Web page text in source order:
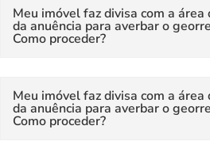
Meu imóvel faz divisa com a área
da anuência para averbar o
Como proceder?
Meu imóvel faz divisa com a área
da anuência para averbar o
Como proceder?